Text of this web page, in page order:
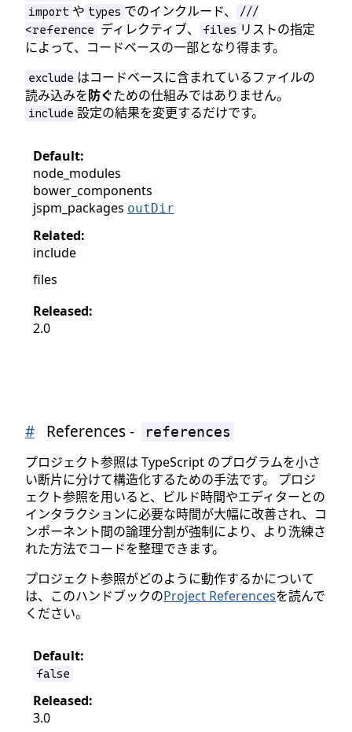
import や types でのインクルード、
///
<reference
ディレクティブ、 files リストの指定
によって、コードベースの一部となり得ます。
exclude はコードベースに含まれているファイルの
読み込みを防ぐための仕組みではありません。
include 設定の結果を変更するだけです。
Default:
node_modules
bower_components
jspm_packages outDir
Related:
include
files
Released:
2.0
# References - references
プロジェクト参照は TypeScript のプログラムを小さ
い断片に分けて構造化するための手法です。 プロジ
ェクト参照を用いると、ビルド時間やエディターとの
インタラクションに必要な時間が大幅に改善され、コ
ンポーネント間の論理分割が強制により、より洗練さ
れた方法でコードを整理できます。
プロジェクト参照がどのように動作するかについて
は、このハンドブックのProject Referencesを読んで
ください。
Default:
false
Released:
3.0